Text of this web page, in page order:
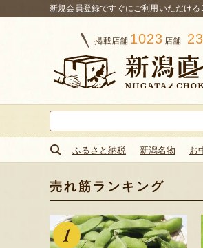
新規会員登録ですぐにご利用いただける
掲載店舗 1023 店舗
索:
ふるさと納税 新潟名物 お
売れ筋ランキング